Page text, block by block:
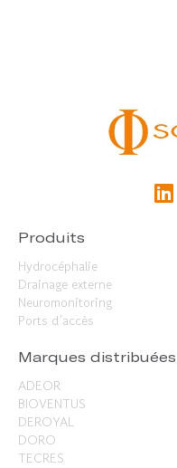
Produits
Hydrocéphalie
Drainage externe
Neuromonitoring
Ports d’accès
Marques distribuées
ADEOR
BIOVENTUS
DEROYAL
DORO
TECRES